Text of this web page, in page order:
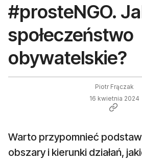
#prosteNGO.
społeczeństwo
obywatelskie?
Piotr Frączak
16 kwietnia 2024
Warto przypomnieć
obszary i kierunki działań,